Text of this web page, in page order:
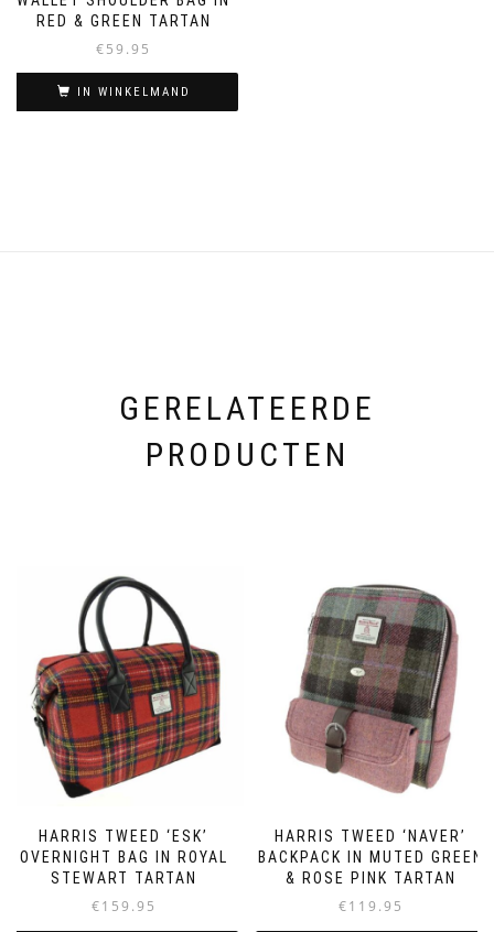
RED & GREEN TARTAN
€59.95
IN WINKELMAND
GERELATEERDE
PRODUCTEN
HARRIS TWEED ‘ESK’
OVERNIGHT BAG IN ROYAL
STEWART TARTAN
€159.95
HARRIS TWEED ‘NAVER’
BACKPACK IN MUTED GREEN
& ROSE PINK TARTAN
€119.95